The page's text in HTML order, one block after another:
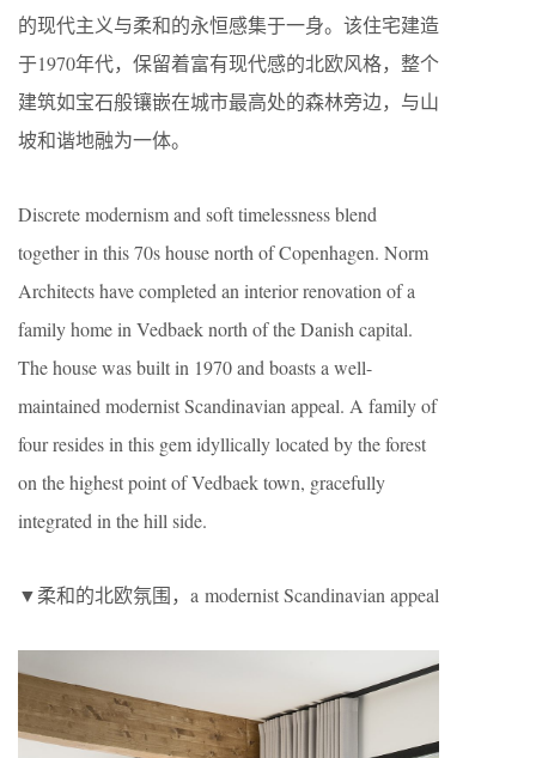
的现代主义与柔和的永恒感集于一身。该住宅建造
于1970年代，保留着富有现代感的北欧风格，整个
建筑如宝石般镶嵌在城市最高处的森林旁边，与山
坡和谐地融为一体。
Discrete modernism and soft timelessness blend
together in this 70s house north of Copenhagen. Norm
Architects have completed an interior renovation of a
family home in Vedbaek north of the Danish capital.
The house was built in 1970 and boasts a well-
maintained modernist Scandinavian appeal. A family of
four resides in this gem idyllically located by the forest
on the highest point of Vedbaek town, gracefully
integrated in the hill side.
▼柔和的北欧氛围，a modernist Scandinavian appeal